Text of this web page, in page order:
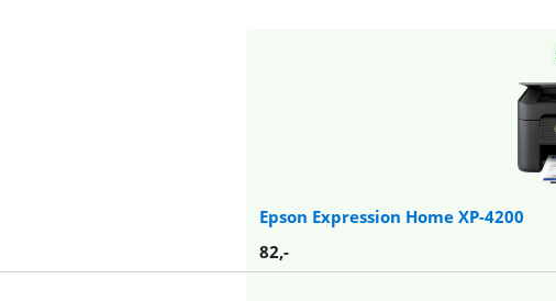
Epson Expression Home XP-4200
82,-